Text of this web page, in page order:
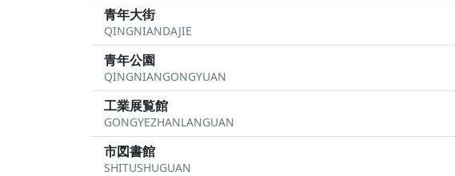
青年大街
QINGNIANDAJIE
青年公園
QINGNIANGONGYUAN
工業展覧館
GONGYEZHANLANGUAN
市図書館
SHITUSHUGUAN